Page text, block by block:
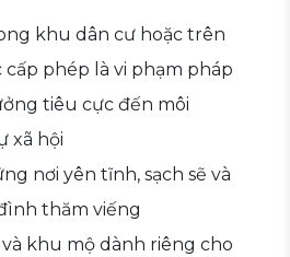
khu dân cư hoặc trên
phép là vi phạm pháp
tiêu cực đến môi
xã hội
nơi yên tĩnh, sạch sẽ và
thăm viếng
khu mộ dành riêng cho